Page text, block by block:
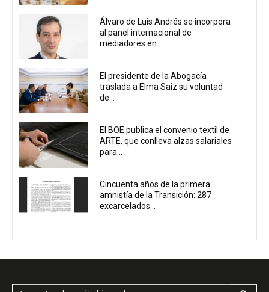
Álvaro de Luis Andrés se incorpora
al panel internacional de
mediadores en...
El presidente de la Abogacía
traslada a Elma Saiz su voluntad
de...
El BOE publica el convenio textil de
ARTE, que conlleva alzas salariales
para...
Cincuenta años de la primera
amnistía de la Transición: 287
excarcelados...